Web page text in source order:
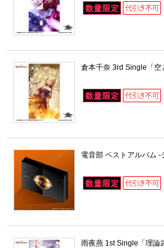
倉本千奈 3rd Single「空
電音部 ベストアルバム
雨夜燕 1st Single「理論